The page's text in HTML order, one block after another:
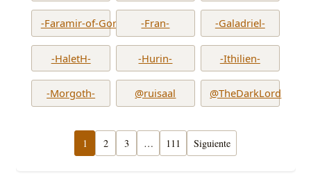
-Faramir-of-Gondor- -Fran- -Galadriel-
-HaletH- -Hurin- -Ithilien-
-Morgoth- @ruisaal @TheDarkLord
1 2 3 … 111 Siguiente